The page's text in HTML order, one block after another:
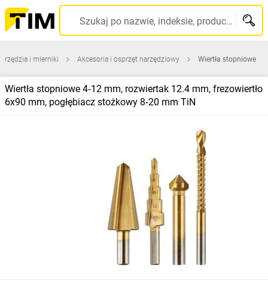
Szukaj po nazwie, indeksie, producencie, kodzie kreskowym...
i mierniki Akcesoria i osprzęt narzędziowy Wiertła stopniowe
Wiertła stopniowe 4‑12 mm, rozwiertak 12.4 mm, frezowiertło
6x90 mm, pogłębiacz stożkowy 8‑20 mm TiN